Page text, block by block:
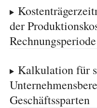
der
Rechnungsperiode
Kalkulation für
Geschäftssparten